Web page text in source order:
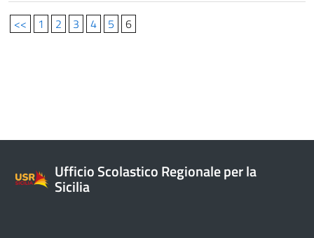
<< 1 2 3 4 5 6
Ufficio Scolastico Regionale per la
Sicilia